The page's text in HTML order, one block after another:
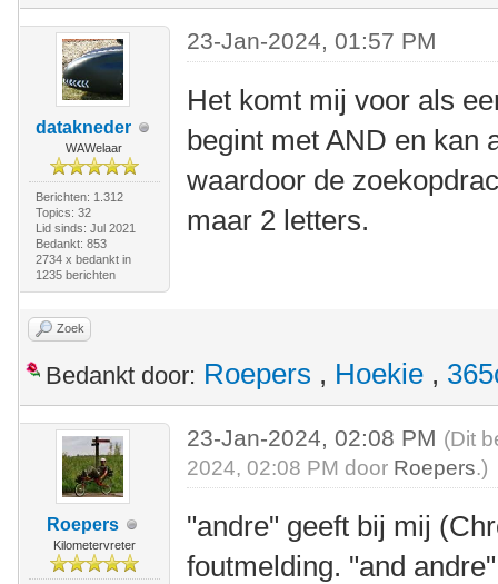
datakneder
WAWelaar
Berichten: 1.312
Topics: 32
Lid sinds: Jul 2021
Bedankt: 853
2734 x bedankt in
1235 berichten
23-Jan-2024, 01:57 PM
Het komt mij voor als
begint met AND en kan
waardoor de
maar 2 letters.
Zoek
Bedankt door: Roepers , Hoekie ,
Roepers
Kilometervreter
23-Jan-2024, 02:08 PM (Dit
2024, 02:08 PM door Roepers.)
"andre" geeft bij mij
foutmelding. "and